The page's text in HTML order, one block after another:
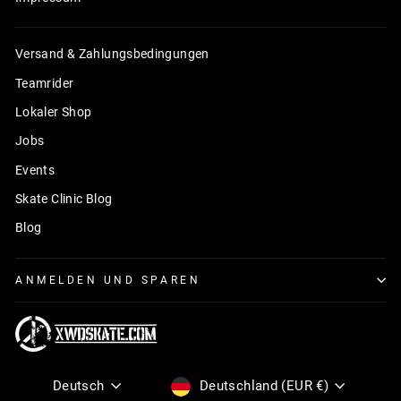
Versand & Zahlungsbedingungen
Teamrider
Lokaler Shop
Jobs
Events
Skate Clinic Blog
Blog
ANMELDEN UND SPAREN
Sprache
Deutsch Währung
Deutschland (EUR €)